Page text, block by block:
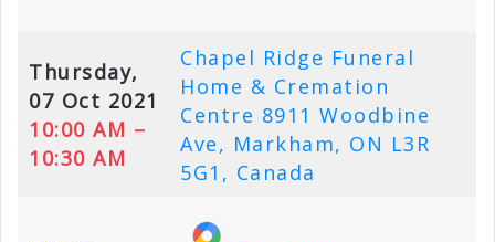
Thursday,
07 Oct 2021
10:00 AM –
10:30 AM
Chapel Ridge Funeral
Home & Cremation
Centre 8911 Woodbine
Ave, Markham, ON L3R
5G1, Canada